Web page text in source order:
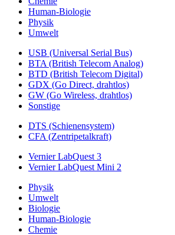
Human-Biologie
Physik
Umwelt
USB (Universal Serial Bus)
BTA (British Telecom Analog)
BTD (British Telecom Digital)
GDX (Go Direct, drahtlos)
GW (Go Wireless, drahtlos)
Sonstige
DTS (Schienensystem)
CFA (Zentripetalkraft)
Vernier LabQuest 3
Vernier LabQuest Mini 2
Physik
Umwelt
Biologie
Human-Biologie
Chemie